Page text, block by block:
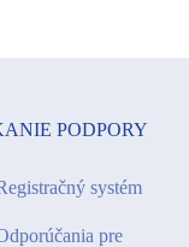
PODPORY
systém
pre